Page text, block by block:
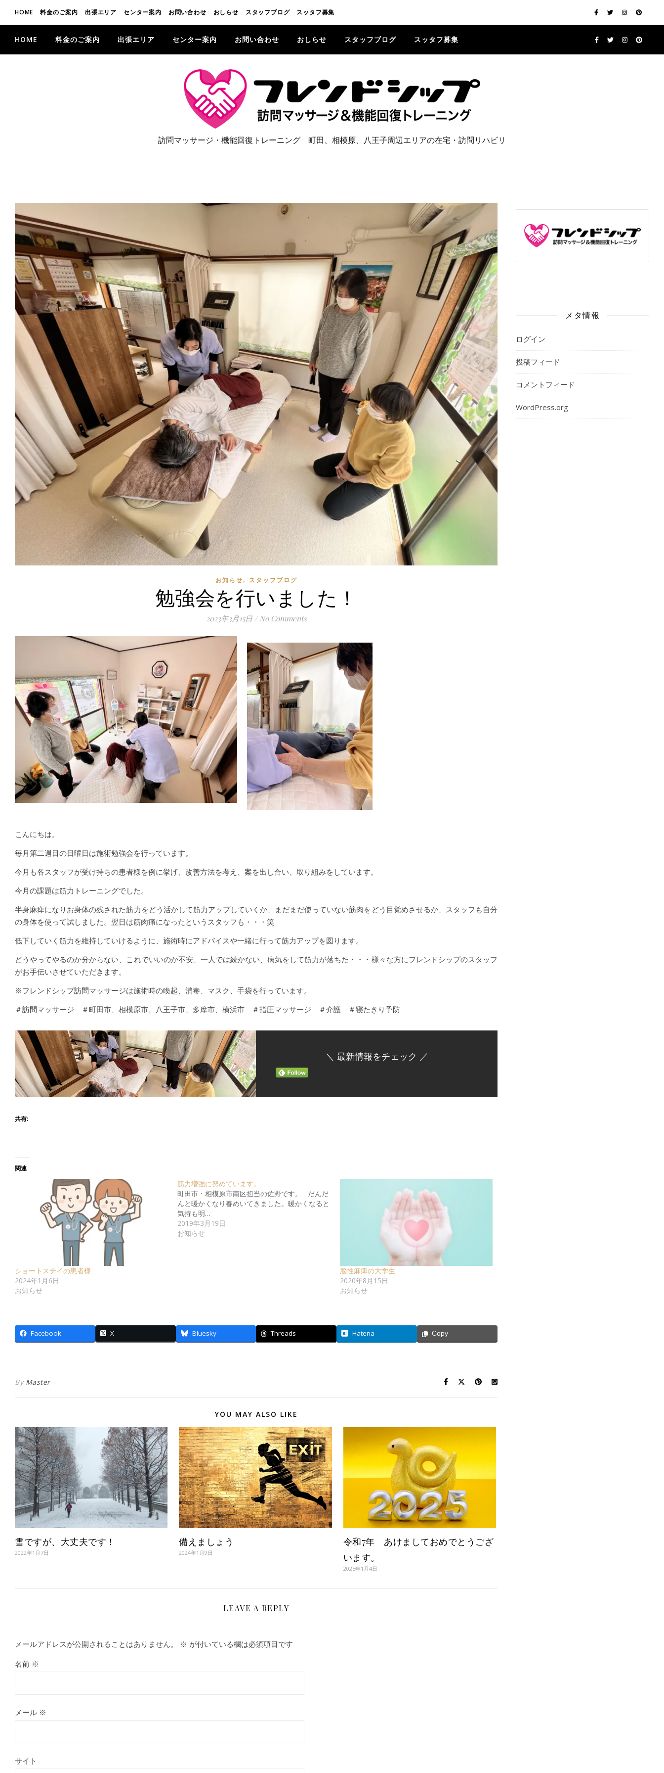
HOME 料金のご案内 出張エリア センター案内 お問い合わせ おしらせ スタッフブログ スッタフ募集
HOME 料金のご案内 出張エリア センター案内 お問い合わせ おしらせ スタッフブログ スッタフ募集
訪問マッサージ・機能回復トレーニング 町田、相模原、八王子周辺エリアの在宅・訪問リハビリ
お知らせ, スタッフブログ
勉強会を行いました！
2023年3月15日 / No Comments
こんにちは。
毎月第二週目の日曜日は施術勉強会を行っています。
今月も各スタッフが受け持ちの患者様を例に挙げ、改善方法を考え、案を出し合い、取り組みをしています。
今月の課題は筋力トレーニングでした。
半身麻痺になりお身体の残された筋力をどう活かして筋力アップしていくか、まだまだ使っていない筋肉をどう目覚めさせるか、スタッフも自分
の身体を使って試しました。翌日は筋肉痛になったというスタッフも・・・笑
低下していく筋力を維持していけるように、施術時にアドバイスや一緒に行って筋力アップを図ります。
どうやってやるのか分からない、これでいいのか不安、一人では続かない、病気をして筋力が落ちた・・・様々な方にフレンドシップのスタッフ
がお手伝いさせていただきます。
※フレンドシップ訪問マッサージは施術時の喚起、消毒、マスク、手袋を行っています。
＃訪問マッサージ ＃町田市、相模原市、八王子市、多摩市、横浜市 ＃指圧マッサージ ＃介護 ＃寝たきり予防
＼ 最新情報をチェック ／
共有:
関連
ショートステイの患者様
2024年1月6日
お知らせ
筋力増強に努めています。
町田市・相模原市南区担当の佐野です。 だんだ
んと暖かくなり春めいてきました。暖かくなると
気持も明…
2019年3月19日
お知らせ
脳性麻痺の大学生
2020年8月15日
お知らせ
Facebook X Bluesky Threads Hatena Copy
By Master
YOU MAY ALSO LIKE
雪ですが、大丈夫です！
2022年1月7日
備えましょう
2024年1月9日
令和7年 あけましておめでとうござ
います。
2025年1月4日
LEAVE A REPLY
メールアドレスが公開されることはありません。 ※ が付いている欄は必須項目です
名前 ※
メール ※
サイト
メタ情報
ログイン
投稿フィード
コメントフィード
WordPress.org